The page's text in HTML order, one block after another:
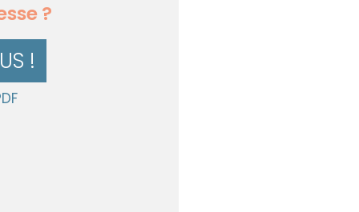
?
!